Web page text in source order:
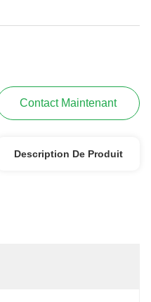
Contact Maintenant
Description De Produit